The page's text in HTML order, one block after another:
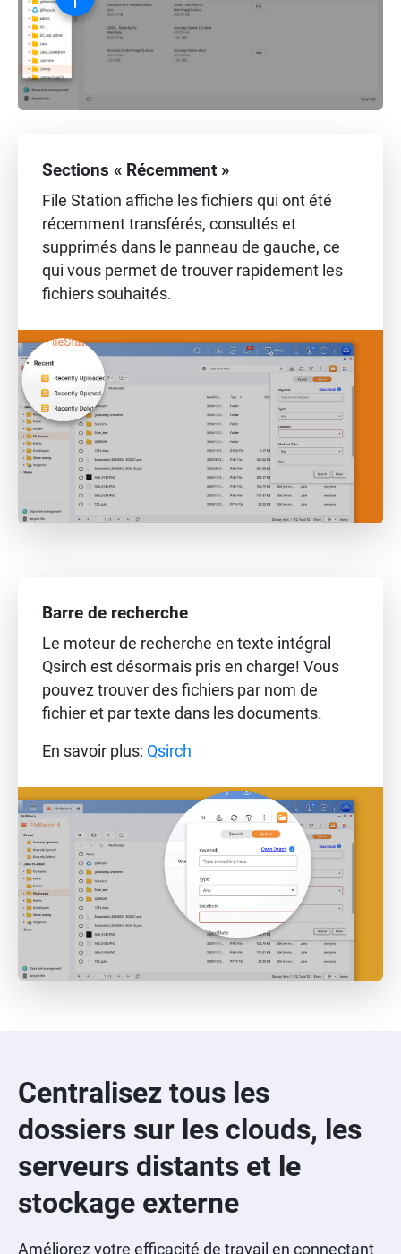
Sections « Récemment »
File Station affiche les fichiers qui ont été
récemment transférés, consultés et
supprimés dans le panneau de gauche, ce
qui vous permet de trouver rapidement les
fichiers souhaités.
Barre de recherche
Le moteur de recherche en texte intégral
Qsirch est désormais pris en charge! Vous
pouvez trouver des fichiers par nom de
fichier et par texte dans les documents.
En savoir plus: Qsirch
Centralisez tous les
dossiers sur les clouds, les
serveurs distants et le
stockage externe
Améliorez votre efficacité de travail en connectant